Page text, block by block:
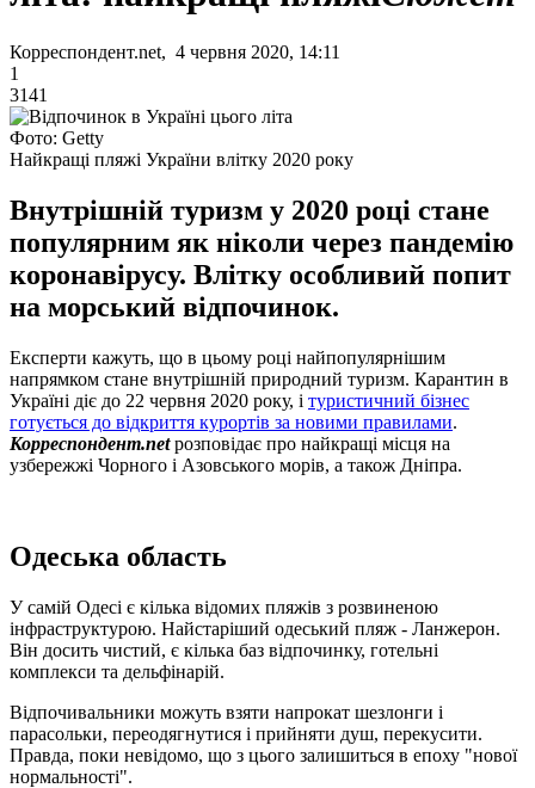
Корреспондент.net, 4 червня 2020, 14:11
1
3141
Фото: Getty
Найкращі пляжі України влітку 2020 року
Внутрішній туризм у 2020 році стане
популярним як ніколи через пандемію
коронавірусу. Влітку особливий попит
на морський відпочинок.
Експерти кажуть, що в цьому році найпопулярнішим
напрямком стане внутрішній природний туризм. Карантин в
Україні діє до 22 червня 2020 року, і туристичний бізнес
готується до відкриття курортів за новими правилами.
Корреспондент.netрозповідає про найкращі місця на
узбережжі Чорного і Азовського морів, а також Дніпра.
Одеська область
У самій Одесі є кілька відомих пляжів з розвиненою
інфраструктурою. Найстаріший одеський пляж - Ланжерон.
Він досить чистий, є кілька баз відпочинку, готельні
комплекси та дельфінарій.
Відпочивальники можуть взяти напрокат шезлонги і
парасольки, переодягнутися і прийняти душ, перекусити.
Правда, поки невідомо, що з цього залишиться в епоху "нової
нормальності".